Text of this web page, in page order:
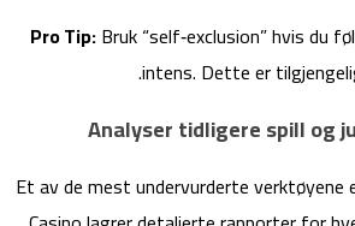
Pro Tip:Bruk “self‑exclusion” hvis du
intens. Dette er
Et av de mest undervurderte verktøyene